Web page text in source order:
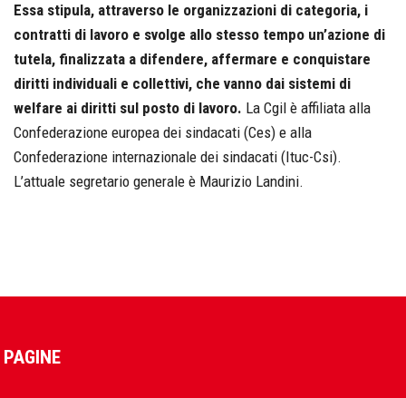
Essa stipula, attraverso le organizzazioni di categoria, i
contratti di lavoro e svolge allo stesso tempo un’azione di
tutela, finalizzata a difendere, affermare e conquistare
diritti individuali e collettivi, che vanno dai sistemi di
welfare ai diritti sul posto di lavoro. La Cgil è affiliata alla
Confederazione europea dei sindacati (Ces) e alla
Confederazione internazionale dei sindacati (Ituc-Csi).
L’attuale segretario generale è Maurizio Landini.
PAGINE